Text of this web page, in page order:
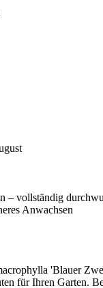
– vollständig
Anwachsen
'Blauer
für Ihren Garten.